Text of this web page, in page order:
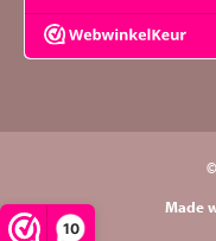
10
Made